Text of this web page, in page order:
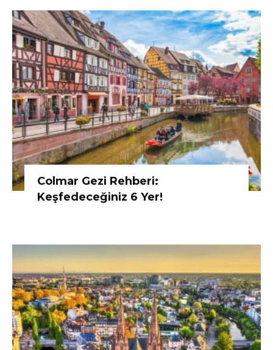
Colmar Gezi Rehberi:
Keşfedeceğiniz 6 Yer!